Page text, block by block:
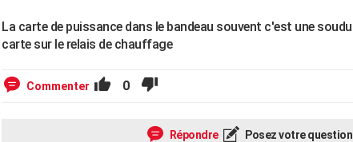
La carte de puissance dans le bandeau souvent c'est une
carte sur le relais de chauffage
Commenter 0
Répondre Posez votre question